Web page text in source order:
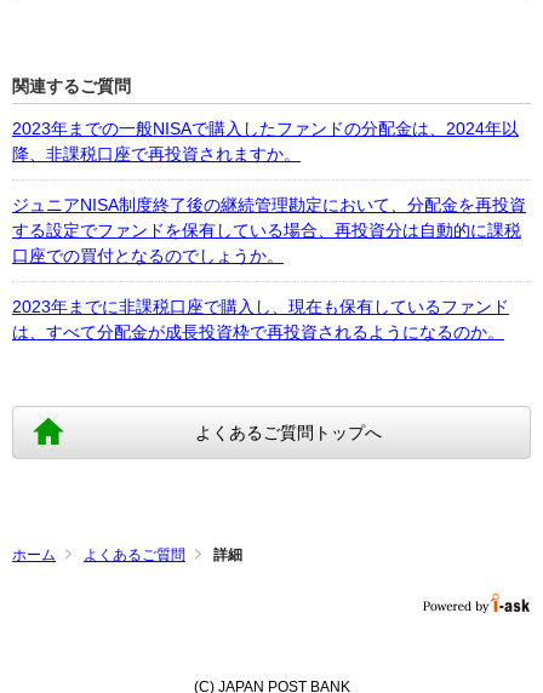
関連するご質問
2023年までの一般NISAで購入したファンドの分配金は、2024年以
降、非課税口座で再投資されますか。
ジュニアNISA制度終了後の継続管理勘定において、分配金を再投資
する設定でファンドを保有している場合、再投資分は自動的に課税
口座での買付となるのでしょうか。
2023年までに非課税口座で購入し、現在も保有しているファンド
は、すべて分配金が成⾧投資枠で再投資されるようになるのか。
よくあるご質問トップへ
ホーム よくあるご質問 詳細
(C) JAPAN POST BANK